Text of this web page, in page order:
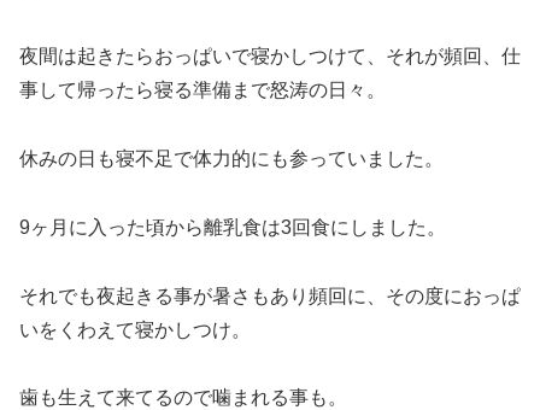
夜間は起きたらおっぱいで寝かしつけて、それが頻回、仕
事して帰ったら寝る準備まで怒涛の日々。
休みの日も寝不足で体力的にも参っていました。
9ヶ月に入った頃から離乳食は3回食にしました。
それでも夜起きる事が暑さもあり頻回に、その度におっぱ
いをくわえて寝かしつけ。
歯も生えて来てるので噛まれる事も。